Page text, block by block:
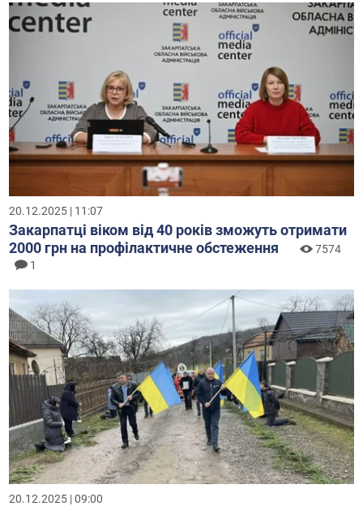
20.12.2025 | 11:07
Закарпатці віком від 40 років зможуть отримати
2000 грн на профілактичне обстеження
7574
1
20.12.2025 | 09:00